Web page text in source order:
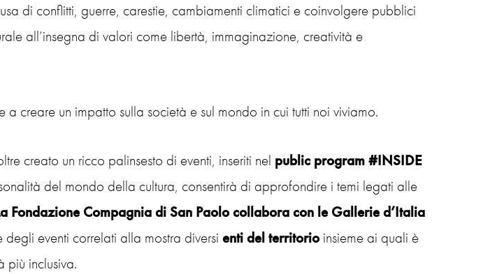
di conflitti, guerre, carestie, cambiamenti climatici e coinvolgere pubblici
all’insegna di valori come libertà, immaginazione, creatività e
a creare un impatto sulla società e sul mondo in cui tutti noi viviamo.
creato un ricco palinsesto di eventi, inseriti nel public program #INSIDE
del mondo della cultura, consentirà di approfondire i temi legati alle
Fondazione Compagnia di San Paolo collabora con le Gallerie d’Italia
eventi correlati alla mostra diversi enti del territorioinsieme ai quali è
più inclusiva.